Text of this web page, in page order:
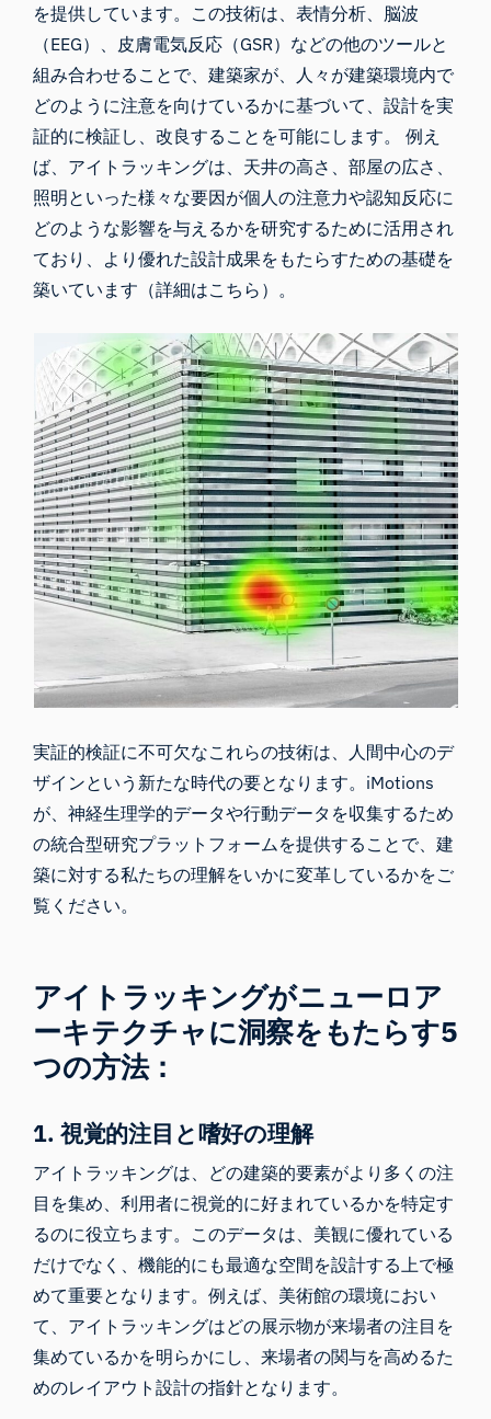
を提供しています。この技術は、表情分析 、脳波
（EEG）、皮膚電気反応（GSR）などの他のツールと
組み合わせることで、建築家が、人々が建築環境内で
どのように注意を向けているかに基づいて、設計を実
証的に検証し、改良することを可能にします。 例え
ば、アイトラッキングは、天井の高さ、部屋の広さ、
照明といった様々な要因が個人の注意力や認知反応に
どのような影響を与えるかを研究するために活用され
ており、より優れた設計成果をもたらすための基礎を
築いています（詳細はこちら ）。
実証的検証に不可欠なこれらの技術は、人間中心のデ
ザインという新たな時代の要となります。iMotions
が、神経生理学的データや行動データを収集するため
の統合型研究プラットフォームを提供することで、建
築に対する私たちの理解をいかに変革しているかをご
覧ください。
アイトラッキングがニューロア
ーキテクチャに洞察をもたらす5
つの方法：
1. 視覚的注目と嗜好の理解
アイトラッキングは、どの建築的要素がより多くの注
目を集め、利用者に視覚的に好まれているかを特定す
るのに役立ちます。このデータは、美観に優れている
だけでなく、機能的にも最適な空間を設計する上で極
めて重要となります。例えば、美術館の環境におい
て、アイトラッキングはどの展示物が来場者の注目を
集めているかを明らかにし、来場者の関与を高めるた
めのレイアウト設計の指針となります。